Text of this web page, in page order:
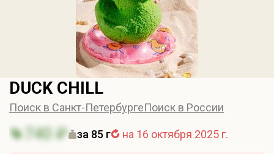
DUCK CHILL
Поиск в Санкт-ПетербургеПоиск в России
740 ₽ за 85 г на 16 октября 2025 г.